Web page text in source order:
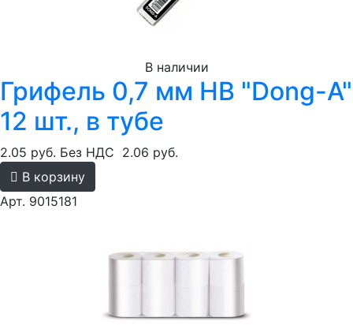
В наличии
Грифель 0,7 мм HB "Dong-A"
12 шт., в тубе
2.05 руб. Без НДС 2.06 руб.
В корзину
Арт. 9015181